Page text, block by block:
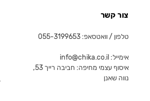
צור קשר
טלפון / וואטסאפ: 055-3199653
אימייל: info@chika.co.il
איסוף עצמי מחיפה: חביבה רייך 53,
נווה שאנן